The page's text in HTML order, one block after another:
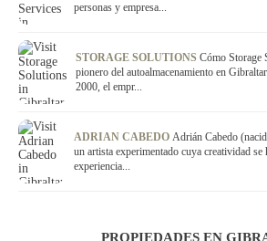
personas y empresa...
STORAGE SOLUTIONS Cómo Storage
pionero del autoalmacenamiento en
2000, el empr...
ADRIAN CABEDO Adrián Cabedo
un artista experimentado cuya creatividad
experiencia...
PROPIEDADES EN